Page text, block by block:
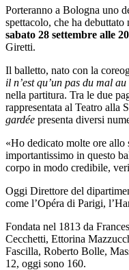
Porteranno a Bologna uno
spettacolo, che ha
sabato 28 settembre alle
Giretti.
Il balletto, nato con la
il n’est qu’un pas du mal
nella partitura. Tra le due
rappresentata al Teatro alla
gardée presenta diversi
«Ho dedicato molte ore
importantissimo in questo
corpo in modo credibile,
Oggi Direttore del
come l’Opéra di Parigi,
Fondata nel 1813 da
Cecchetti, Ettorina
Fascilla, Roberto Bolle,
12, oggi sono 160.